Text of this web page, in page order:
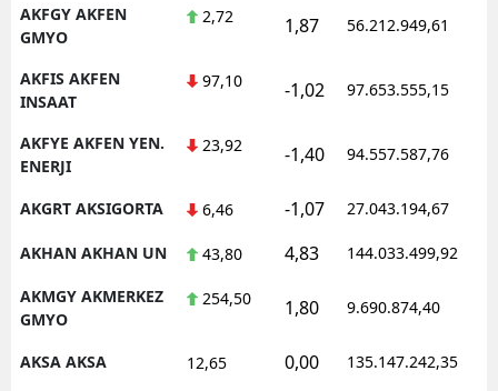
Kahramanmaraş
Muş
Nevşehir
Niğde
AKFGY AKFEN
GMYO
2,72 1,87 56.212.949,61
AKFIS AKFEN
INSAAT
97,10 -1,02 97.653.555,15
AKFYE AKFEN YEN.
ENERJI
23,92 -1,40 94.557.587,76
AKGRT AKSIGORTA 6,46 -1,07 27.043.194,67
AKHAN AKHAN UN 43,80 4,83 144.033.499,92
AKMGY AKMERKEZ
GMYO
254,50 1,80 9.690.874,40
AKSA AKSA 12,65 0,00 135.147.242,35